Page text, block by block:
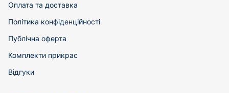
Оплата та доставка
Політика конфіденційності
Публічна оферта
Комплекти прикрас
Відгуки